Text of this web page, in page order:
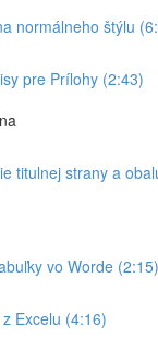
normálneho štýlu
pre Prílohy (2:43)
titulnej strany a
vo Worde (2:15)
Excelu (4:16)